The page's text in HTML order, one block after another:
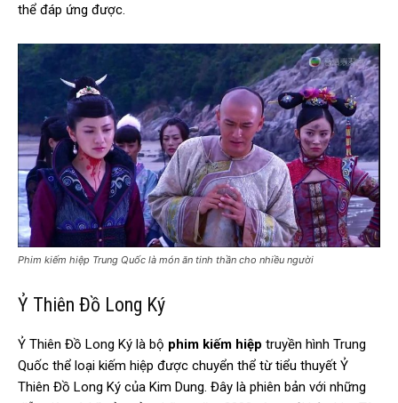
thể đáp ứng được.
Phim kiếm hiệp Trung Quốc là món ăn tinh thần cho nhiều người
Ỷ Thiên Đồ Long Ký
Ỷ Thiên Đồ Long Ký là bộ phim kiếm hiệp truyền hình Trung
Quốc thể loại kiếm hiệp được chuyển thể từ tiểu thuyết Ỷ
Thiên Đồ Long Ký của Kim Dung. Đây là phiên bản với những